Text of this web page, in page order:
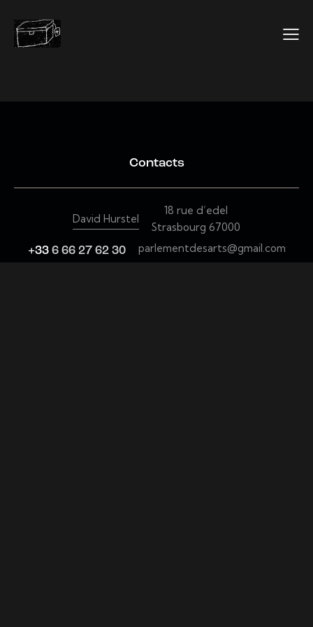
Contacts
David Hurstel
18 rue d’edel
Strasbourg 67000
+33 6 66 27 62 30 parlementdesarts@gmail.com